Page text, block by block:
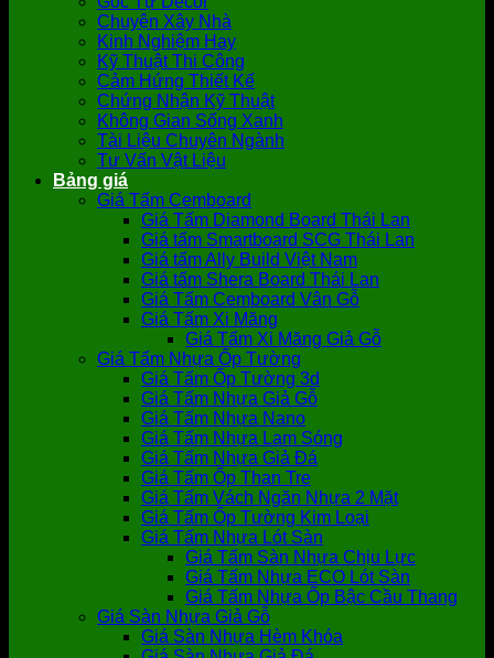
Chuyện Xây Nhà
Kinh Nghiệm Hay
Kỹ Thuật Thi Công
Cảm Hứng Thiết Kế
Chứng Nhận Kỹ Thuật
Không Gian Sống Xanh
Tài Liệu Chuyên Ngành
Tư Vấn Vật Liệu
Bảng giá
Giá Tấm Cemboard
Giá Tấm Diamond Board Thái Lan
Giá tấm Smartboard SCG Thái Lan
Giá tấm Ally Build Việt Nam
Giá tấm Shera Board Thái Lan
Giá Tấm Cemboard Vân Gỗ
Giá Tấm Xi Măng
Giá Tấm Xi Măng Giả Gỗ
Giá Tấm Nhựa Ốp Tường
Giá Tấm Ốp Tường 3d
Giá Tấm Nhựa Giả Gỗ
Giá Tấm Nhựa Nano
Giá Tấm Nhựa Lam Sóng
Giá Tấm Nhựa Giả Đá
Giá Tấm Ốp Than Tre
Giá Tấm Vách Ngăn Nhựa 2 Mặt
Giá Tấm Ốp Tường Kim Loại
Giá Tấm Nhựa Lót Sàn
Giá Tấm Sàn Nhựa Chịu Lực
Giá Tấm Nhựa ECO Lót Sàn
Giá Tấm Nhựa Ốp Bậc Cầu Thang
Giá Sàn Nhựa Giả Gỗ
Giá Sàn Nhựa Hèm Khóa